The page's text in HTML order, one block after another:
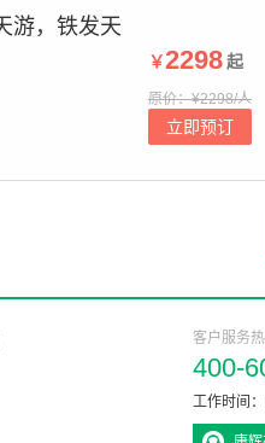
游，铁发天
￥2298起
原价：¥2298/人
立即预订
客户服务
400-
工作时间